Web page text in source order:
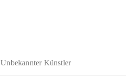
Unbekannter Künstler